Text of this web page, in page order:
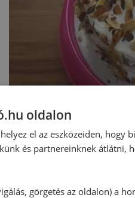
oldalon
el az eszközeiden, hogy
és partnereinknek átlátni,
görgetés az oldalon) a